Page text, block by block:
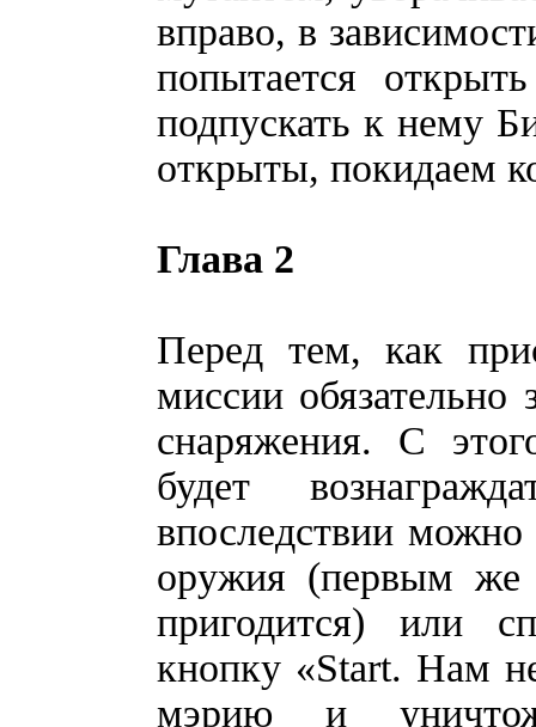
вправо, в
попытается
подпускать к нему
открыты, покидаем
Глава 2
Перед тем, как
миссии
снаряжения. С
будет
впоследствии можно
оружия (первым же
пригодится) или
кнопку «Start. Нам
мэрию и